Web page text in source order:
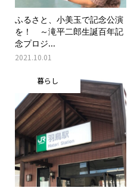
ふるさと、小美玉で記念公演
を！ ～滝平二郎生誕百年記
念プロジ...
2021.10.01
暮らし